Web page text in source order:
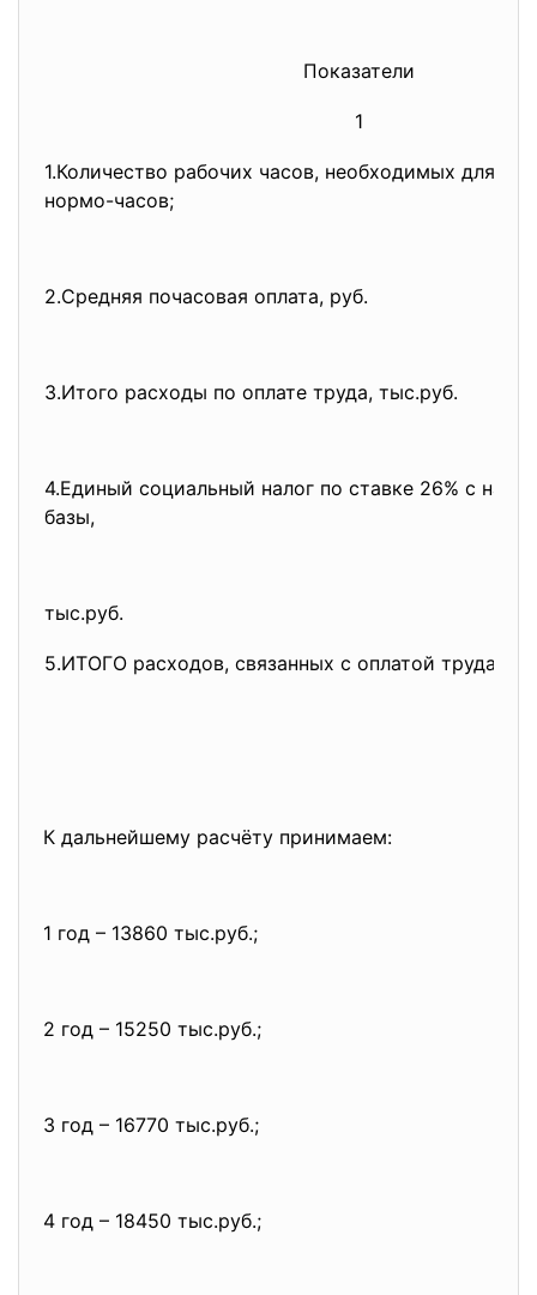
Показатели
1
1.Количество рабочих часов, необходимых для
нормо-часов;
2.Средняя почасовая оплата, руб.
3.Итого расходы по оплате труда, тыс.руб.
4.Единый социальный налог по ставке 26% с
базы,
тыс.руб.
5.ИТОГО расходов, связанных с оплатой труда,
К дальнейшему расчёту принимаем:
1 год – 13860 тыс.руб.;
2 год – 15250 тыс.руб.;
3 год – 16770 тыс.руб.;
4 год – 18450 тыс.руб.;